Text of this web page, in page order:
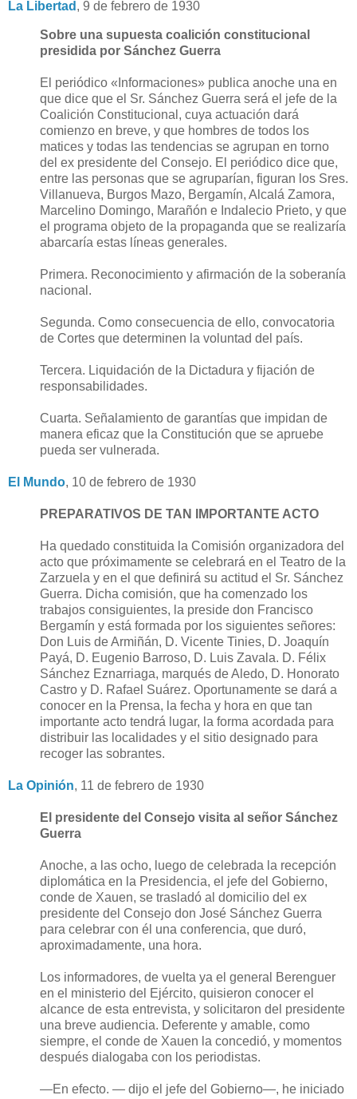
La Libertad , 9 de febrero de 1930
Sobre una supuesta coalición constitucional
presidida por Sánchez Guerra
El periódico «Informaciones» publica anoche una en
que dice que el Sr. Sánchez Guerra será el jefe de la
Coalición Constitucional, cuya actuación dará
comienzo en breve, y que hombres de todos los
matices y todas las tendencias se agrupan en torno
del ex presidente del Consejo. El periódico dice que,
entre las personas que se agruparían, figuran los Sres.
Villanueva, Burgos Mazo, Bergamín, Alcalá Zamora,
Marcelino Domingo, Marañón e Indalecio Prieto, y que
el programa objeto de la propaganda que se realizaría
abarcaría estas líneas generales.
Primera. Reconocimiento y afirmación de la soberanía
nacional.
Segunda. Como consecuencia de ello, convocatoria
de Cortes que determinen la voluntad del país.
Tercera. Liquidación de la Dictadura y fijación de
responsabilidades.
Cuarta. Señalamiento de garantías que impidan de
manera eficaz que la Constitución que se apruebe
pueda ser vulnerada.
El Mundo, 10 de febrero de 1930
PREPARATIVOS DE TAN IMPORTANTE ACTO
Ha quedado constituida la Comisión organizadora del
acto que próximamente se celebrará en el Teatro de la
Zarzuela y en el que definirá su actitud el Sr. Sánchez
Guerra. Dicha comisión, que ha comenzado los
trabajos consiguientes, la preside don Francisco
Bergamín y está formada por los siguientes señores:
Don Luis de Armiñán, D. Vicente Tinies, D. Joaquín
Payá, D. Eugenio Barroso, D. Luis Zavala. D. Félix
Sánchez Eznarriaga, marqués de Aledo, D. Honorato
Castro y D. Rafael Suárez. Oportunamente se dará a
conocer en la Prensa, la fecha y hora en que tan
importante acto tendrá lugar, la forma acordada para
distribuir las localidades y el sitio designado para
recoger las sobrantes.
La Opinión, 11 de febrero de 1930
El presidente del Consejo visita al señor Sánchez
Guerra
Anoche, a las ocho, luego de celebrada la recepción
diplomática en la Presidencia, el jefe del Gobierno,
conde de Xauen, se trasladó al domicilio del ex
presidente del Consejo don José Sánchez Guerra
para celebrar con él una conferencia, que duró,
aproximadamente, una hora.
Los informadores, de vuelta ya el general Berenguer
en el ministerio del Ejército, quisieron conocer el
alcance de esta entrevista, y solicitaron del presidente
una breve audiencia. Deferente y amable, como
siempre, el conde de Xauen la concedió, y momentos
después dialogaba con los periodistas.
—En efecto. — dijo el jefe del Gobierno—, he iniciado